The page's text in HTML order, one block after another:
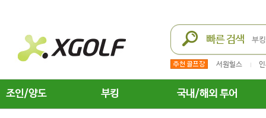
서원힐스
조인/양도 부킹 국내/해외 투어